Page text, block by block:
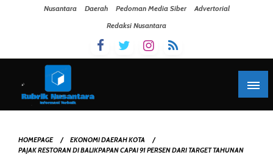
Nusantara Daerah Pedoman Media Siber
Advertorial
Redaksi Nusantara
HOMEPAGE
EKONOMI DAERAH KOTA
PAJAK RESTORAN DI BALIKPAPAN CAPAI 91 PERSEN DARI TARGET TAHUNAN